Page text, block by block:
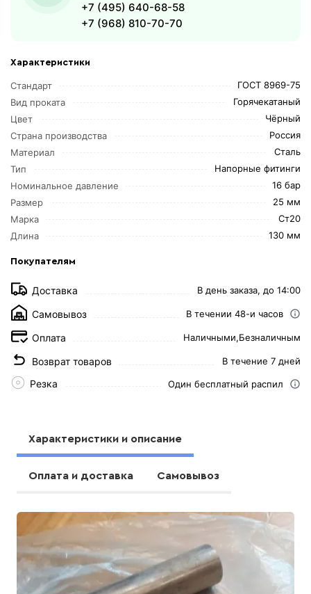
Характеристики
Стандарт
ГОСТ 8969-75
Вид проката
Горячекатаный
Цвет
Чёрный
Страна производства
Россия
Материал
Сталь
Тип
Напорные фитинги
Номинальное давление
16 бар
Размер
25 мм
Марка
Ст20
Длина
130 мм
Покупателям
Доставка В день заказа, до 14:00
Самовывоз В течении 48-и часов
Оплата Наличными,Безналичным
Возврат товаров В течение 7 дней
Резка Один бесплатный распил
+7 (495) 640-68-58
+7 (968) 810-70-70
Характеристики и описание
Оплата и доставка Самовывоз